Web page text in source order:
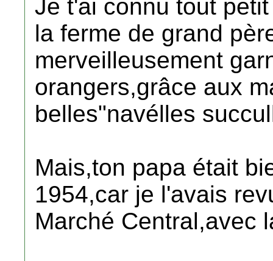
Je t'ai connu tout
la ferme de grand
merveilleusement
orangers,grâce aux
belles"navélles
Mais,ton papa était
1954,car je l'avais
Marché Central,avec